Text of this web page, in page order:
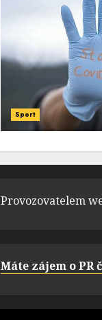
Sport
Provozovatelem
Máte zájem o PR